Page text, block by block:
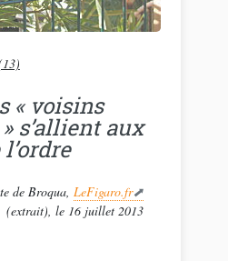
« voisins
s’allient aux
de Broqua,LeFigaro.fr
(extrait), le 16 juillet 2013